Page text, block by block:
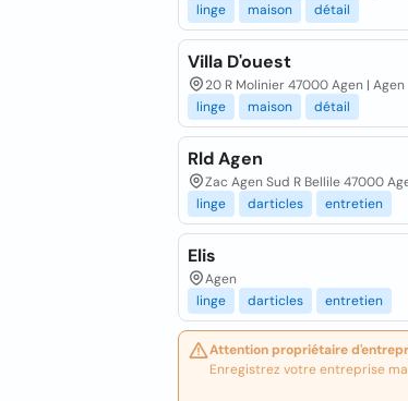
linge
maison détail
Villa D'ouest
20 R Molinier 47000 Agen | Agen
linge
maison détail
Rld Agen
Zac Agen Sud R Bellile 47000
linge
darticles entretien
Elis
Agen
linge
darticles entretien
Attention propriétaire
Enregistrez votre entreprise